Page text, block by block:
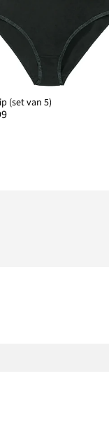
(set van 5)